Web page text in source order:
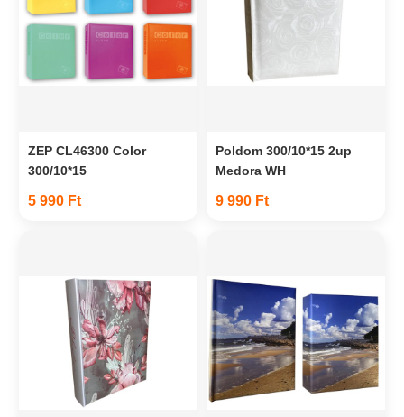
ZEP CL46300 Color
300/10*15
5 990 Ft
Poldom 300/10*15 2up
Medora WH
9 990 Ft